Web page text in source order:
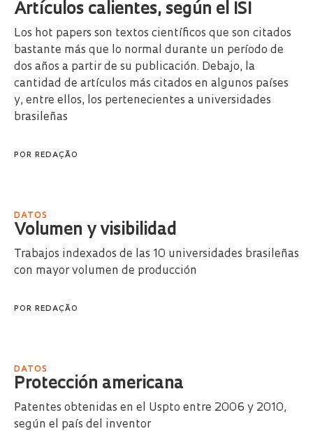
Artículos calientes, según el ISI
Los hot papers son textos científicos que son citados
bastante más que lo normal durante un período de
dos años a partir de su publicación. Debajo, la
cantidad de artículos más citados en algunos países
y, entre ellos, los pertenecientes a universidades
brasileñas
POR REDAÇÃO
DATOS
Volumen y visibilidad
Trabajos indexados de las 10 universidades brasileñas
con mayor volumen de producción
POR REDAÇÃO
DATOS
Protección americana
Patentes obtenidas en el Uspto entre 2006 y 2010,
según el país del inventor